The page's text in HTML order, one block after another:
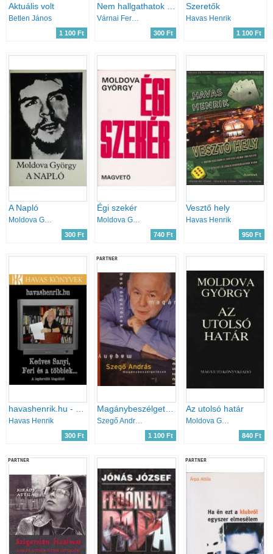
Aktuális volt
Betlen János
1 100 Ft
Várnai Ferenc
300 Ft
Szeretők
Havas Henrik
1 100 Ft
A Napló
300 Ft
Égi szekér
740 Ft
Vesztő hely
Havas Henrik
950 Ft
Havas Henrik
300 Ft
PARTNER
Szegő András
1 100 Ft
Az utolsó határ
Moldova György
840 Ft
PARTNER PARTNER